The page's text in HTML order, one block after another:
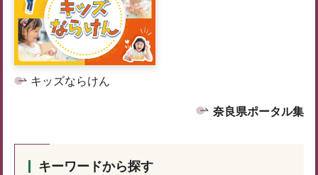
キッズならけん
奈良県ポータル集
キーワードから探す